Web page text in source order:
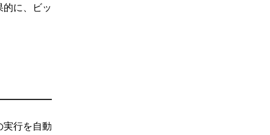
に、ビッ
実行を自動